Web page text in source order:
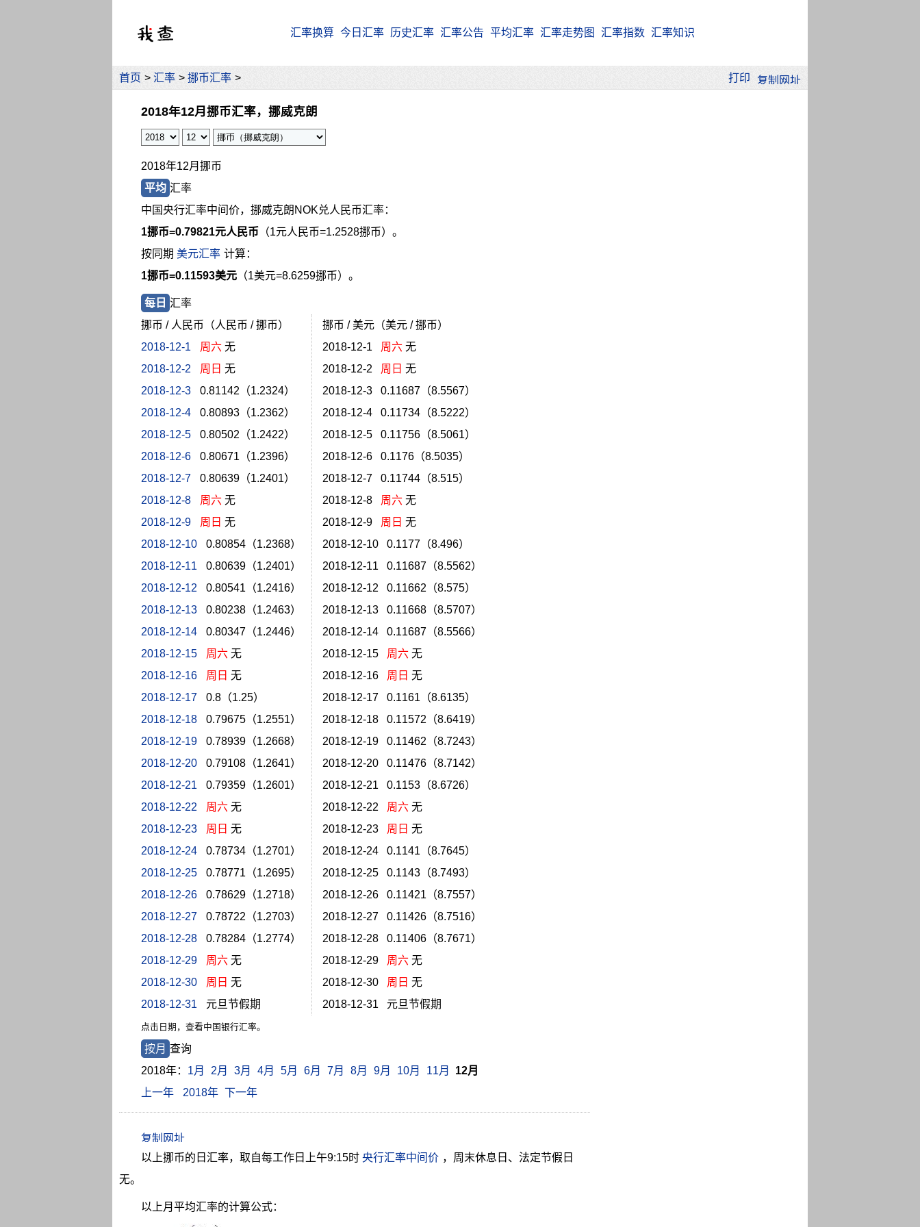
汇率换算 今日汇率 历史汇率 汇率公告 平均汇率 汇率走势图 汇率指数 汇率知识
首页 > 汇率 > 挪币汇率 > 打印
2018年12月挪币汇率，挪威克朗
2018年12月挪币
平均 汇率
中国央行汇率中间价，挪威克朗NOK兑人民币汇率：
1挪币=0.79821元人民币 （1元人民币=1.2528挪币）。
按同期 美元汇率 计算：
1挪币=0.11593美元 （1美元=8.6259挪币）。
每日 汇率
挪币 / 人民币（人民币 / 挪币）
2018-12-1
周六无
2018-12-2
周日 无
2018-12-3
0.81142（1.2324）
2018-12-4
0.80893（1.2362）
2018-12-5
0.80502（1.2422）
2018-12-6
0.80671（1.2396）
2018-12-7
0.80639（1.2401）
2018-12-8
周六无
2018-12-9
周日 无
2018-12-10
0.80854（1.2368）
2018-12-11
0.80639（1.2401）
2018-12-12
0.80541（1.2416）
2018-12-13
0.80238（1.2463）
2018-12-14
0.80347（1.2446）
2018-12-15
周六无
2018-12-16
周日 无
2018-12-17
0.8（1.25）
2018-12-18
0.79675（1.2551）
2018-12-19
0.78939（1.2668）
2018-12-20
0.79108（1.2641）
2018-12-21
0.79359（1.2601）
2018-12-22
周六无
2018-12-23
周日 无
2018-12-24
0.78734（1.2701）
2018-12-25
0.78771（1.2695）
2018-12-26
0.78629（1.2718）
2018-12-27
0.78722（1.2703）
2018-12-28
0.78284（1.2774）
2018-12-29
周六无
2018-12-30
周日 无
2018-12-31
元旦节假期
点击日期，查看中国银行汇率。
挪币 / 美元（美元 / 挪币）
2018-12-1 周六无
2018-12-2 周日 无
2018-12-3 0.11687（8.5567）
2018-12-4 0.11734（8.5222）
2018-12-5 0.11756（8.5061）
2018-12-6 0.1176（8.5035）
2018-12-7 0.11744（8.515）
2018-12-8 周六无
2018-12-9 周日 无
2018-12-10 0.1177（8.496）
2018-12-11 0.11687（8.5562）
2018-12-12 0.11662（8.575）
2018-12-13 0.11668（8.5707）
2018-12-14 0.11687（8.5566）
2018-12-15 周六无
2018-12-16 周日 无
2018-12-17 0.1161（8.6135）
2018-12-18 0.11572（8.6419）
2018-12-19 0.11462（8.7243）
2018-12-20 0.11476（8.7142）
2018-12-21 0.1153（8.6726）
2018-12-22 周六无
2018-12-23 周日 无
2018-12-24 0.1141（8.7645）
2018-12-25 0.1143（8.7493）
2018-12-26 0.11421（8.7557）
2018-12-27 0.11426（8.7516）
2018-12-28 0.11406（8.7671）
2018-12-29 周六无
2018-12-30 周日 无
2018-12-31 元旦节假期
按月 查询
2018年： 1月 2月 3月 4月 5月 6月 7月 8月 9月 10月 11月
12月
上一年
2018年 下一年
以上挪币的日汇率，取自每工作日上午9:15时 央行汇率中间价 ，周末休息日、法定节假日
无。
以上月平均汇率的计算公式：